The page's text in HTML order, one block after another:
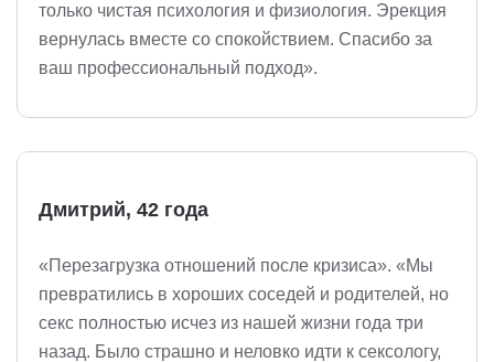
только чистая психология и физиология. Эрекция
вернулась вместе со спокойствием. Спасибо за
ваш профессиональный подход».
Дмитрий, 42 года
«Перезагрузка отношений после кризиса». «Мы
превратились в хороших соседей и родителей, но
секс полностью исчез из нашей жизни года три
назад. Было страшно и неловко идти к сексологу,